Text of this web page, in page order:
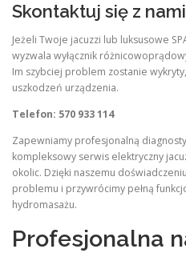
Skontaktuj się z nami
Jeżeli Twoje jacuzzi lub luksusowe
wyzwala wyłącznik
Im szybciej problem zostanie
uszkodzeń urządzenia.
Telefon: 570 933 114
Zapewniamy profesjonalną
kompleksowy serwis elektryczny
okolic. Dzięki naszemu
problemu i przywrócimy pełną
hydromasażu.
Profesjonalna